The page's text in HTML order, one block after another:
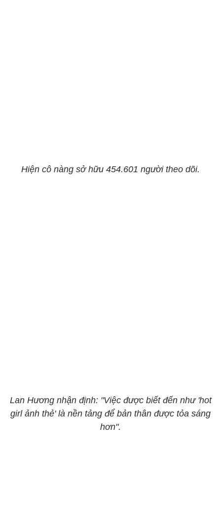
Hiện cô nàng sở hữu 454.601 người theo dõi.
Lan Hương nhận định: "Việc được biết đến như 'hot
girl ảnh thẻ' là nền tảng để bản thân được tỏa sáng
hơn".